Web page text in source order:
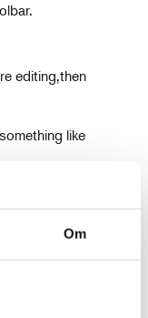
Om
editing,then
like